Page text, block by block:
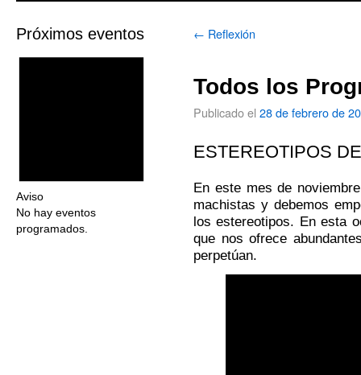
Próximos eventos
Aviso
No hay eventos
programados.
← Reflexión
Todos los
Publicado el 28 de febrero de
ESTEREOTIPOS
En este mes de
machistas y debemos
los estereotipos. En esta
que nos ofrece
perpetúan.